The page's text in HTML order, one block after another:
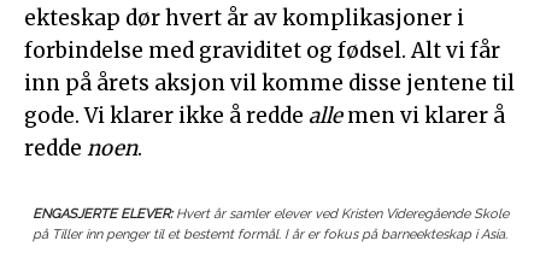
ekteskap dør hvert år av komplikasjoner i
forbindelse med graviditet og fødsel. Alt vi får
inn på årets aksjon vil komme disse jentene til
gode. Vi klarer ikke å redde allemen vi klarer å
redde noen.
ENGASJERTE ELEVER:Hvert år samler elever ved Kristen Videregående Skole
på Tiller inn penger til et bestemt formål. I år er fokus på barneekteskap i Asia.